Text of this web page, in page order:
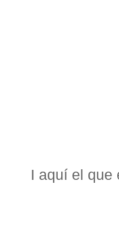
I aquí el que